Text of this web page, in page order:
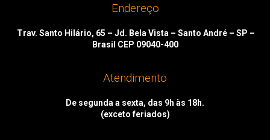
Endereço
Trav. Santo Hilário, 65 – Jd. Bela Vista – Santo André – SP –
Brasil CEP 09040-400
Atendimento
De segunda a sexta, das 9h às 18h.
(exceto feriados)